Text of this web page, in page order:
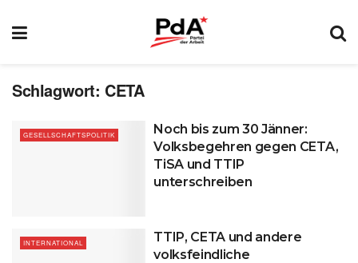
Schlagwort: CETA
GESELLSCHAFTSPOLITIK
Noch bis zum 30 Jänner:
Volksbegehren gegen CETA,
TiSA und TTIP
unterschreiben
INTERNATIONAL
TTIP, CETA und andere
volksfeindliche